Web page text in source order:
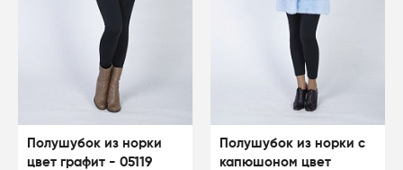
Полушубок из норки
цвет графит - 05119
Полушубок из норки с
капюшоном цвет